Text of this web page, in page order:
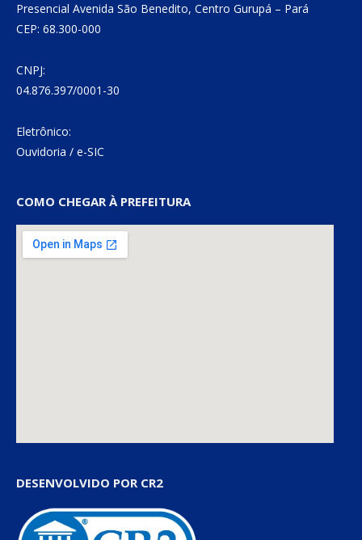
Presencial Avenida São Benedito, Centro Gurupá – Pará
CEP: 68.300-000
CNPJ:
04.876.397/0001-30
Eletrônico:
Ouvidoria / e-SIC
COMO CHEGAR À PREFEITURA
DESENVOLVIDO POR CR2